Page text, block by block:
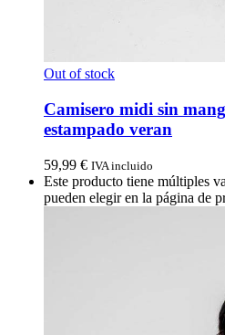
Out of stock
Camisero midi sin
estampado veran
59,99 € IVA incluido
Este producto tiene múltiples
pueden elegir en la página de